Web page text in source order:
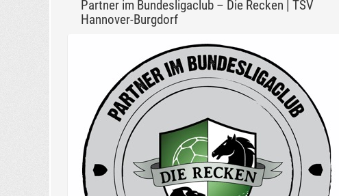
Partner im Bundesligaclub – Die Recken | TSV
Hannover-Burgdorf